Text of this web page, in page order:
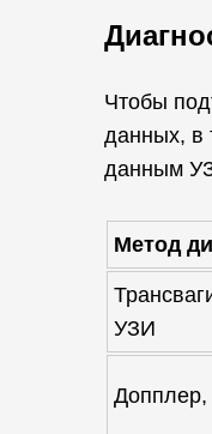
Чтобы
данных, в
данным
Метод
УЗИ